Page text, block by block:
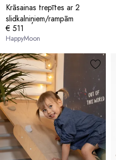
Krāsainas trepītes ar 2
slidkalniņiem/rampām
€ 511
HappyMoon